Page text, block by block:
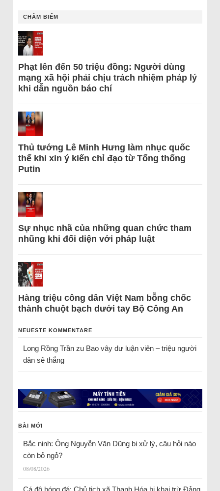
CHÂM BIẾM
Phạt lên đến 50 triệu đồng: Người dùng
mạng xã hội phải chịu trách nhiệm pháp lý
khi dẫn nguồn báo chí
Thủ tướng Lê Minh Hưng làm nhục quốc
thể khi xin ý kiến chỉ đạo từ Tổng thống
Putin
Sự nhục nhã của những quan chức tham
nhũng khi đối diện với pháp luật
Hàng triệu công dân Việt Nam bỗng chốc
thành chuột bạch dưới tay Bộ Công An
NEUESTE KOMMENTARE
Long Rồng Trầnzu Bao vây dư luận viên – triệu người
dân sẽ thắng
BÀI MỚI
Bắc ninh: Ông Nguyễn Văn Dũng bị xử lý, câu hỏi nào
còn bỏ ngỏ?
08/08/2026
Cá độ bóng đá: Chủ tịch xã Thanh Hóa bị khai trừ Đảng